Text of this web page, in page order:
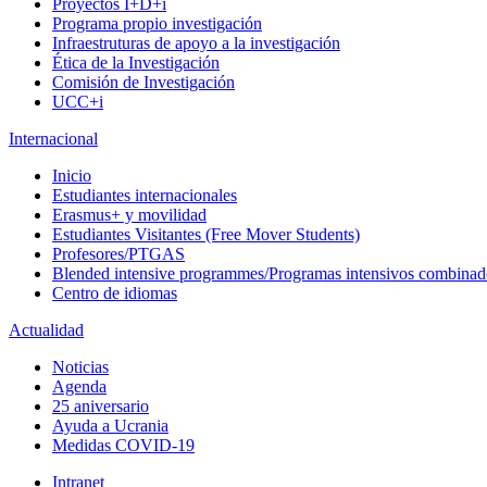
Proyectos I+D+i
Programa propio investigación
Infraestruturas de apoyo a la investigación
Ética de la Investigación
Comisión de Investigación
UCC+i
Internacional
Inicio
Estudiantes internacionales
Erasmus+ y movilidad
Estudiantes Visitantes (Free Mover Students)
Profesores/PTGAS
Blended intensive programmes/Programas intensivos
Centro de idiomas
Actualidad
Noticias
Agenda
25 aniversario
Ayuda a Ucrania
Medidas COVID-19
Intranet